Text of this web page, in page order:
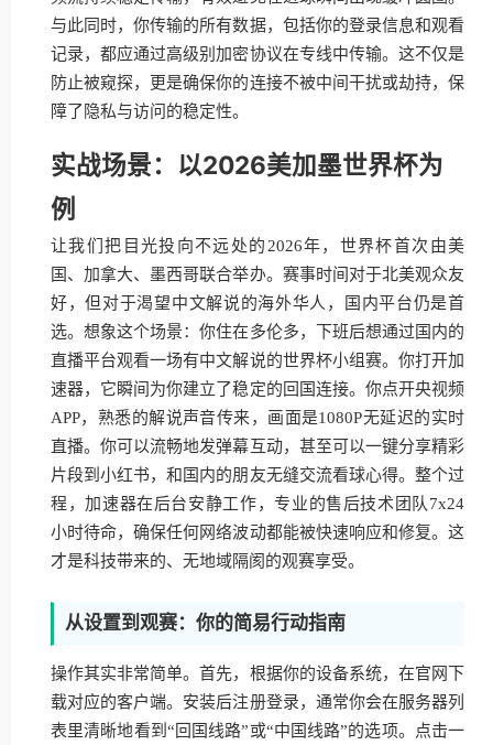
与此同时，你传输的所有数据，包括你的登录信息和观看
记录，都应通过高级别加密协议在专线中传输。这不仅是
防止被窥探，更是确保你的连接不被中间干扰或劫持，保
障了隐私与访问的稳定性。
实战场景：以2026美加墨世界杯为
例
让我们把目光投向不远处的2026年，世界杯首次由美
国、加拿大、墨西哥联合举办。赛事时间对于北美观众友
好，但对于渴望中文解说的海外华人，国内平台仍是首
选。想象这个场景：你住在多伦多，下班后想通过国内的
直播平台观看一场有中文解说的世界杯小组赛。你打开加
速器，它瞬间为你建立了稳定的回国连接。你点开央视频
APP，熟悉的解说声音传来，画面是1080P无延迟的实时
直播。你可以流畅地发弹幕互动，甚至可以一键分享精彩
片段到小红书，和国内的朋友无缝交流看球心得。整个过
程，加速器在后台安静工作，专业的售后技术团队7x24
小时待命，确保任何网络波动都能被快速响应和修复。这
才是科技带来的、无地域隔阂的观赛享受。
从设置到观赛：你的简易行动指南
操作其实非常简单。首先，根据你的设备系统，在官网下
载对应的客户端。安装后注册登录，通常你会在服务器列
表里清晰地看到“回国线路”或“中国线路”的选项。点击一